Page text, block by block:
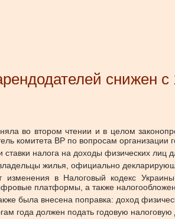
снижен с
во втором чтении и в целом
комитета ВР по вопросам организации
ставки налога на доходы физических лиц
жилья, официально
изменения в Налоговый кодекс
платформы, а также
была внесена поправка: доход
года должен подать годовую